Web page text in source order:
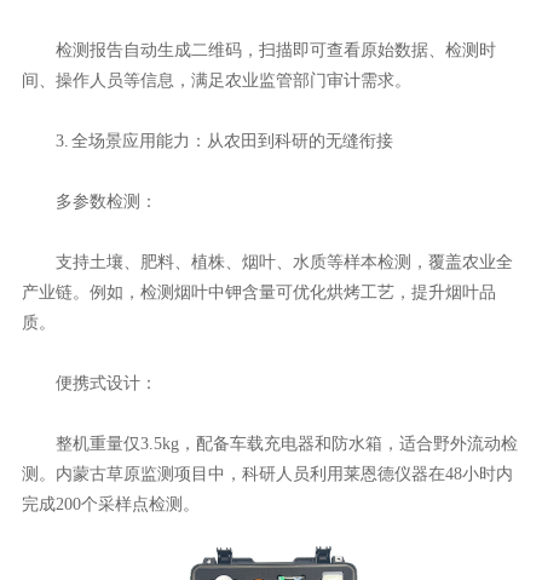
检测报告自动生成二维码，扫描即可查看原始数据、检测时
间、操作人员等信息，满足农业监管部门审计需求。
3. 全场景应用能力：从农田到科研的无缝衔接
多参数检测：
支持土壤、肥料、植株、烟叶、水质等样本检测，覆盖农业全
产业链。例如，检测烟叶中钾含量可优化烘烤工艺，提升烟叶品
质。
便携式设计：
整机重量仅3.5kg，配备车载充电器和防水箱，适合野外流动检
测。内蒙古草原监测项目中，科研人员利用莱恩德仪器在48小时内
完成200个采样点检测。